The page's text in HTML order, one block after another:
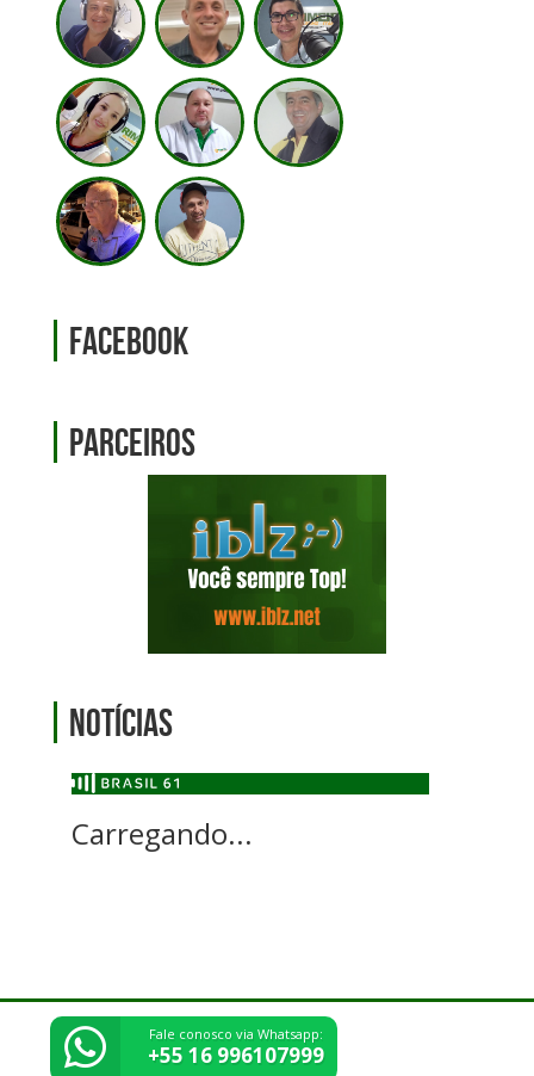
Fale conosco via Whatsapp:
+55 16 996107999
Facebook
Parceiros
Notícias
Carregando...
© Direitos reservados - Fundação Educacional e Cultural Pedrense